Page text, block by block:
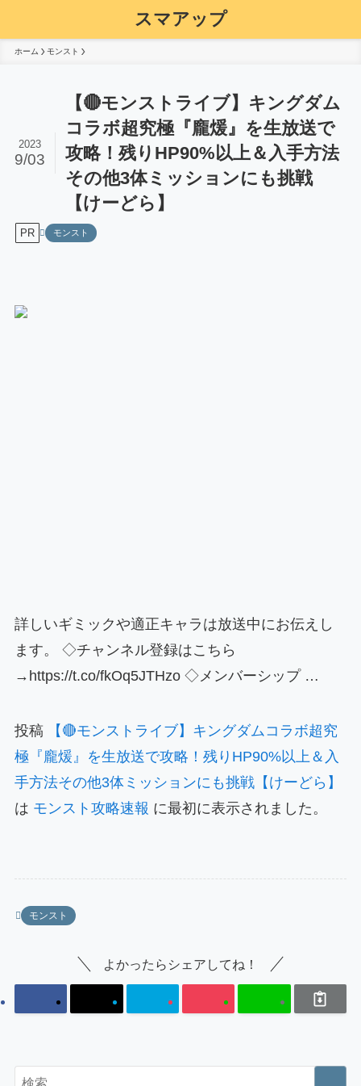
スマアップ
ホーム モンスト
【🔴モンストライブ】キングダム
コラボ超究極『龐煖』を生放送で
攻略！残りHP90%以上＆入手方法
その他3体ミッションにも挑戦
【けーどら】
2023
9/03
PR モンスト
詳しいギミックや適正キャラは放送中にお伝えし
ます。 ◇チャンネル登録はこちら
→https://t.co/fkOq5JTHzo ◇メンバーシップ …
投稿
【🔴モンストライブ】キングダムコラボ超究
極『龐煖』を生放送で攻略！残りHP90%以上＆入
手方法その他3体ミッションにも挑戦【けーどら】
は モンスト攻略速報 に最初に表示されました。
モンスト
よかったらシェアしてね！